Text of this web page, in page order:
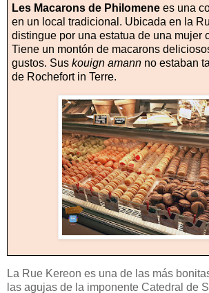
Les Macarons de Philomenees una
en un local tradicional. Ubicada en la
distingue por una estatua de una mujer
Tiene un montón de macarons
gustos. Sus kouign amannno estaban
de Rochefort in Terre.
La Rue Kereon es una de las más
las agujas de la imponente Catedral de